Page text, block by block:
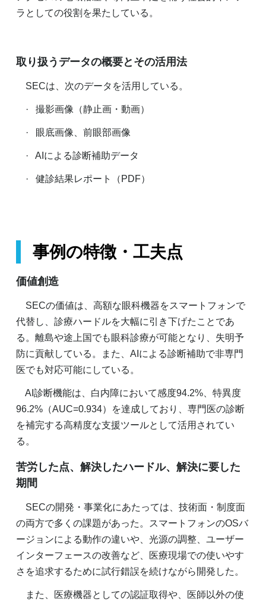
ラとしての役割を果たしている。
取り扱うデータの概要とその活用法
SECは、次のデータを活用している。
· 撮影画像（静止画・動画）
· 眼底画像、前眼部画像
· AIによる診断補助データ
· 健診結果レポート（PDF）
事例の特徴・工夫点
価値創造
SECの価値は、高額な眼科機器をスマートフォンで
代替し、診療ハードルを大幅に引き下げたことであ
る。離島や途上国でも眼科診療が可能となり、失明予
防に貢献している。また、AIによる診断補助で非専門
医でも対応可能にしている。
AI診断機能は、白内障において感度94.2%、特異度
96.2%（AUC=0.934）を達成しており、専門医の診断
を補完する高精度な支援ツールとして活用されてい
る。
苦労した点、解決したハードル、解決に要した
期間
SECの開発・事業化にあたっては、技術面・制度面
の両方で多くの課題があった。スマートフォンのOSバ
ージョンによる動作の違いや、光源の調整、ユーザー
インターフェースの改善など、医療現場での使いやす
さを追求するために試行錯誤を続けながら開発した。
また、医療機器としての認証取得や、医師以外の使